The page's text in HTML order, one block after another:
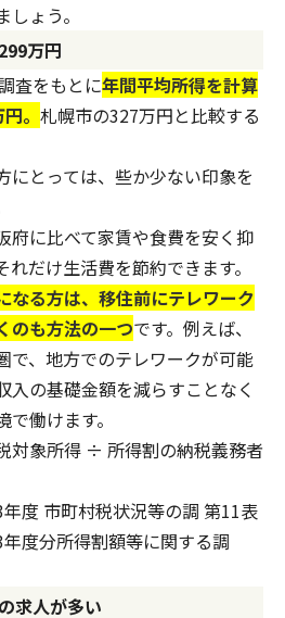
ょう。
万円
査をもとに年間平均所得を計算
。 札幌市の327万円と比較する
にとっては、些か少ない印象を
府に比べて家賃や食費を安く抑
だけ生活費を節約できます。
なる方は、移住前にテレワーク
のも方法の一つです。例えば、
で、地方でのテレワークが可能
入の基礎金額を減らすことなく
働けます。
対象所得 ÷ 所得割の納税義務者
度 市町村税状況等の調 第11表
度分所得割額等に関する調
求人が多い